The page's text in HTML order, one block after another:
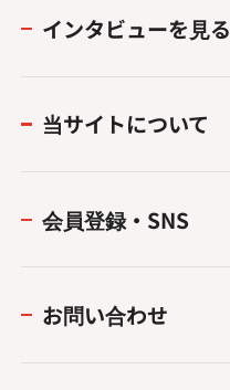
インタビューを見る
当サイトについて
会員登録・SNS
お問い合わせ